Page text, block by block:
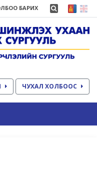
БАРИХ
ЧУХАЛ ХОЛБООС